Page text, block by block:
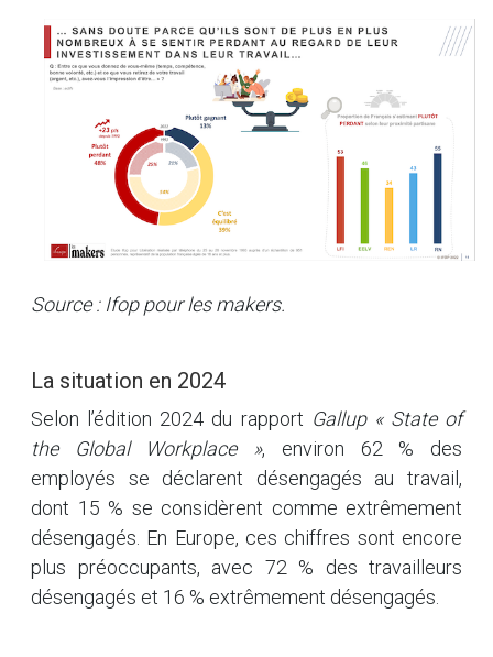
Source : Ifop pour lesmakers.
La situation en 2024
Selon l’édition 2024 du rapport Gallup « State of
the Global Workplace », environ 62 % des
employés se déclarent désengagés au travail,
dont 15 % se considèrent comme extrêmement
désengagés. En Europe, ces chiffres sont encore
plus préoccupants, avec 72 % des travailleurs
désengagés et 16 % extrêmement désengagés.